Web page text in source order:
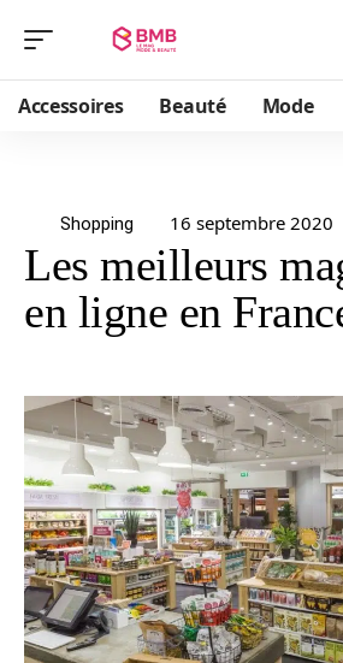
Accessoires Beauté Mode
Shopping 16 septembre 2020
Les meilleurs
en ligne en